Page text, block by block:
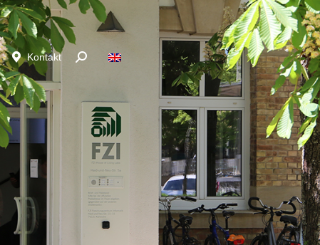
Kontakt